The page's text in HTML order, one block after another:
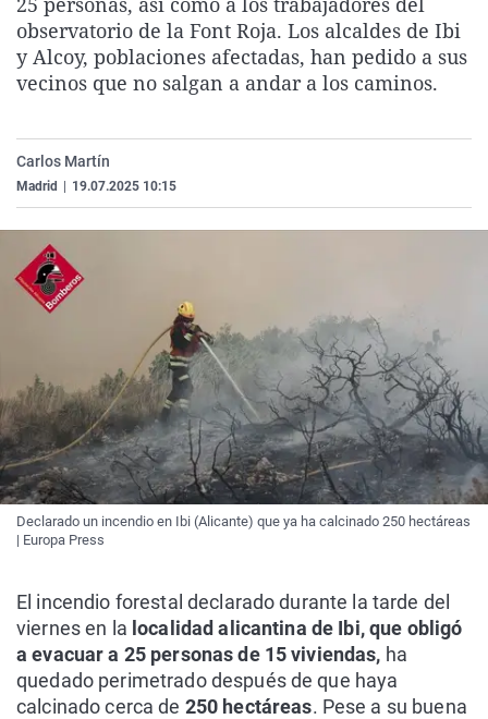
La rosa de los vientos
Gente viajera
Como el perro y el
Caso
Retornados
Equipo de
Extremadura
Galicia
La Rioja
Virales
Televisión
Elecciones
observatorio de la Font Roja. Los alcaldes de Ibi
y Alcoy, poblaciones afectadas, han pedido a sus
vecinos que no salgan a andar a los caminos.
Carlos Martín
Madrid 19.07.2025 10:15
Declarado un incendio en Ibi (Alicante) que ya ha calcinado 250 hectáreas
| Europa Press
El incendio forestal declarado durante la tarde del
viernes en la localidad alicantina de Ibi, que obligó
a evacuar a 25 personas de 15 viviendas, ha
quedado perimetrado después de que haya
calcinado cerca de 250 hectáreas. Pese a su buena